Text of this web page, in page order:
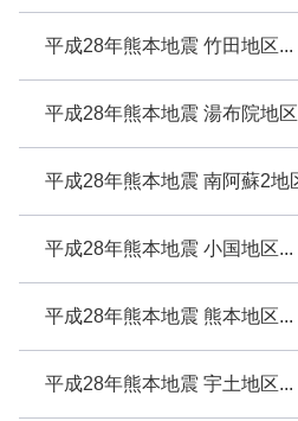
平成28年熊本地震 竹田地区...
平成28年熊本地震 湯布院地
平成28年熊本地震 南阿蘇2地
平成28年熊本地震 小国地区...
平成28年熊本地震 熊本地区...
平成28年熊本地震 宇土地区...